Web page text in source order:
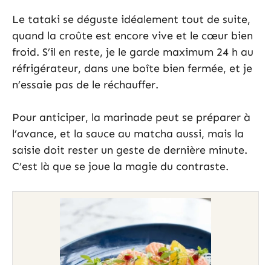
Le tataki se déguste idéalement tout de suite,
quand la croûte est encore vive et le cœur bien
froid. S’il en reste, je le garde maximum 24 h au
réfrigérateur, dans une boîte bien fermée, et je
n’essaie pas de le réchauffer.
Pour anticiper, la marinade peut se préparer à
l’avance, et la sauce au matcha aussi, mais la
saisie doit rester un geste de dernière minute.
C’est là que se joue la magie du contraste.